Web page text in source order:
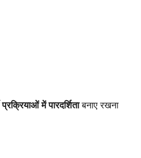
में पारदर्शिताबनाए रखना